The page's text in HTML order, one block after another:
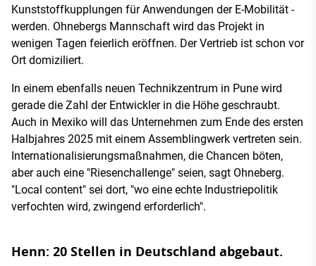
Kunststoffkupplungen für Anwendungen der E-Mobilität -
werden. Ohnebergs Mannschaft wird das Projekt in
wenigen Tagen feierlich eröffnen. Der Vertrieb ist schon vor
Ort domiziliert.
In einem ebenfalls neuen Technikzentrum in Pune wird
gerade die Zahl der Entwickler in die Höhe geschraubt.
Auch in Mexiko will das Unternehmen zum Ende des ersten
Halbjahres 2025 mit einem Assemblingwerk vertreten sein.
Internationalisierungsmaßnahmen, die Chancen böten,
aber auch eine "Riesenchallenge" seien, sagt Ohneberg.
"Local content" sei dort, "wo eine echte Industriepolitik
verfochten wird, zwingend erforderlich".
Henn: 20 Stellen in Deutschland abgebaut.